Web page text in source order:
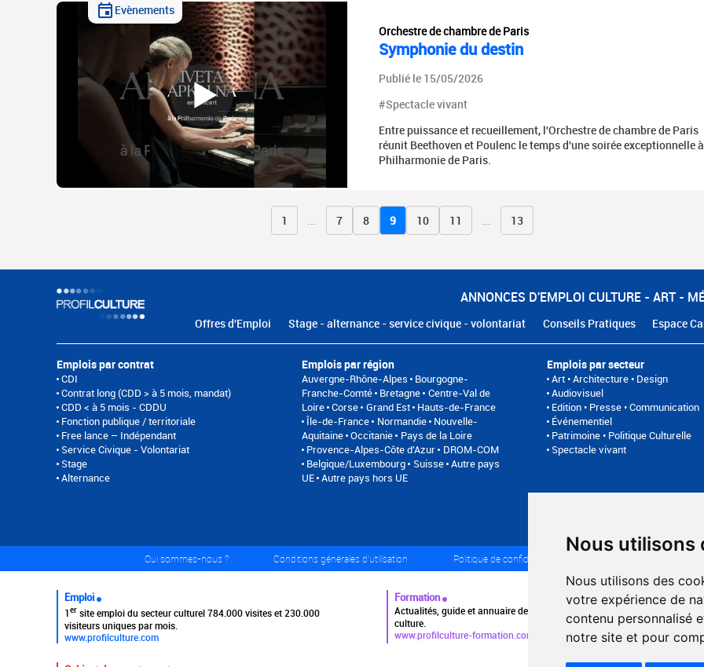
Nous utilisons
Nous utilisons des
votre expérience de
contenu personnalisé
notre site et pour
Evènements
Orchestre de chambre de Paris
Symphonie du destin
Publié le 15/05/2026
#Spectacle vivant
Entre puissance et recueillement, l'Orchestre de chambre de Paris
réunit Beethoven et Poulenc le temps d'une soirée exceptionnelle
Philharmonie de Paris.
1 7 8 9 10 11 13
ANNONCES D'EMPLOI CULTURE - ART -
Offres d'Emploi Stage - alternance - service civique - volontariat Conseils Pratiques Espace
Emplois par contrat
CDI
Contrat long (CDD > à 5 mois, mandat)
CDD < à 5 mois - CDDU
Fonction publique / territoriale
Free lance – Indépendant
Service Civique - Volontariat
Stage
Alternance
Emplois par région
Auvergne-Rhône-Alpes
Bourgogne-
Franche-Comté Bretagne Centre-Val de
Loire Corse Grand Est Hauts-de-France
Île-de-France
Normandie Nouvelle-
Aquitaine Occitanie
Pays de la Loire
Provence-Alpes-Côte d'Azur
DROM-COM
Belgique/Luxembourg
Suisse Autre pays
UE Autre pays hors UE
Emplois par secteur
Art • Architecture • Design
Audiovisuel
Edition • Presse • Communication
Événementiel
Patrimoine • Politique Culturelle
Spectacle vivant
Qui sommes-nous ? Conditions générales d'utilisation Politique de confidentialité
Emploi
1er site emploi du secteur culturel 784.000 visites et 230.000
visiteurs uniques par mois.
www.profilculture.com
Formation
Actualités, guide et annuaire des formations aux métiers de la
culture.
www.profilculture-formation.com